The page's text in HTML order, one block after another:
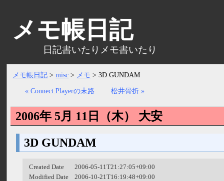
メモ帳日記 > misc > メモ > 3D GUNDAM
« Connect Playerの末路
松井骨折 »
メモ帳日記
日記書いたりメモ書いたり
2006年 5月 11日（木） 大安
3D GUNDAM
Created Date
2006-05-11T21:27:05+09:00
Modified Date
2006-10-21T16:19:48+09:00